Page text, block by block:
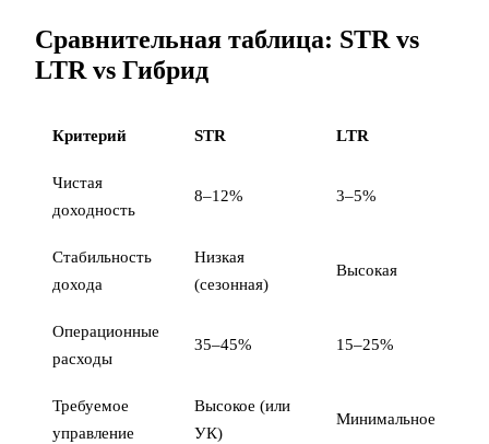
Сравнительная таблица: STR vs
LTR vs Гибрид
Критерий STR LTR
Чистая
доходность
8–12% 3–5%
Стабильность
дохода
Низкая
(сезонная)
Высокая
Операционные
расходы
35–45% 15–25%
Требуемое
управление
Высокое (или
УК)
Минимальное